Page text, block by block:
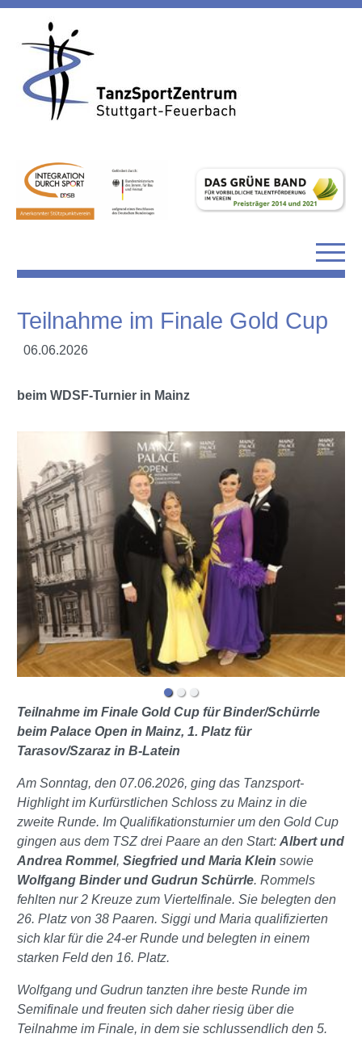
Teilnahme im Finale Gold Cup
06.06.2026
beim WDSF-Turnier in Mainz
Teilnahme im Finale Gold Cup für Binder/Schürrle
beim Palace Open in Mainz, 1. Platz für
Tarasov/Szaraz in B-Latein
Am Sonntag, den 07.06.2026, ging das Tanzsport-
Highlight im Kurfürstlichen Schloss zu Mainz in die
zweite Runde. Im Qualifikationsturnier um den Gold Cup
gingen aus dem TSZ drei Paare an den Start: Albert und
Andrea Rommel, Siegfried und Maria Klein sowie
Wolfgang Binder und Gudrun Schürrle. Rommels
fehlten nur 2 Kreuze zum Viertelfinale. Sie belegten den
26. Platz von 38 Paaren. Siggi und Maria qualifizierten
sich klar für die 24-er Runde und belegten in einem
starken Feld den 16. Platz.
Wolfgang und Gudrun tanzten ihre beste Runde im
Semifinale und freuten sich daher riesig über die
Teilnahme im Finale, in dem sie schlussendlich den 5.